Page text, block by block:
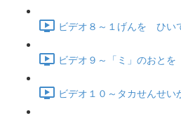
ビデオ８～１げんを ひい
ビデオ９～「ミ」のおと
ビデオ１０～タカせんせ